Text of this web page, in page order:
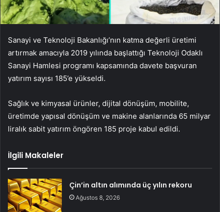
Sanayi ve Teknoloji Bakanlığı’nın katma değerli üretimi
artırmak amacıyla 2019 yılında başlattığı Teknoloji Odaklı
Sanayi Hamlesi programı kapsamında davete başvuran
yatırım sayısı 185’e yükseldi.
Sağlık ve kimyasal ürünler, dijital dönüşüm, mobilite,
üretimde yapısal dönüşüm ve makine alanlarında 65 milyar
liralık sabit yatırım öngören 185 proje kabul edildi.
İlgili Makaleler
Çin’in altın alımında üç yılın rekoru
Ağustos 8, 2026